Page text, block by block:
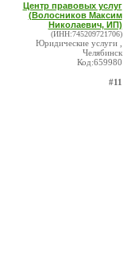
Центр правовых услуг
(Волосников Максим
Николаевич, ИП)
(ИНН:745209721706)
Юридические услуги ,
Челябинск
Код:659980
#11